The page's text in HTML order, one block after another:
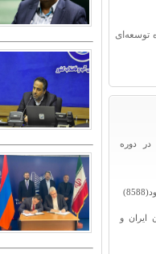
در میان ۵۱ پروژه توسعه‌ای
در دوره
ایران و